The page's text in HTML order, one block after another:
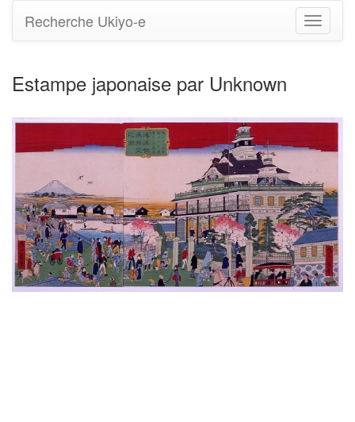
Basculer
la
Recherche Ukiyo-e
Estampe japonaise par Unknown